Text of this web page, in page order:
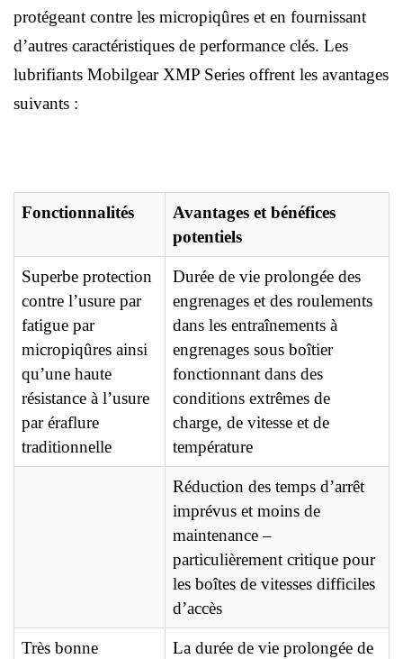
protégeant contre les micropiqûres et en fournissant
d’autres caractéristiques de performance clés. Les
lubrifiants Mobilgear XMP Series offrent les avantages
suivants :
Fonctionnalités
Avantages et bénéfices
potentiels
Superbe protection
contre l’usure par
fatigue par
micropiqûres ainsi
qu’une haute
résistance à l’usure
par éraflure
traditionnelle
Durée de vie prolongée des
engrenages et des roulements
dans les entraînements à
engrenages sous boîtier
fonctionnant dans des
conditions extrêmes de
charge, de vitesse et de
température
Réduction des temps d’arrêt
imprévus et moins de
maintenance –
particulièrement critique pour
les boîtes de vitesses difficiles
d’accès
Très bonne
La durée de vie prolongée de